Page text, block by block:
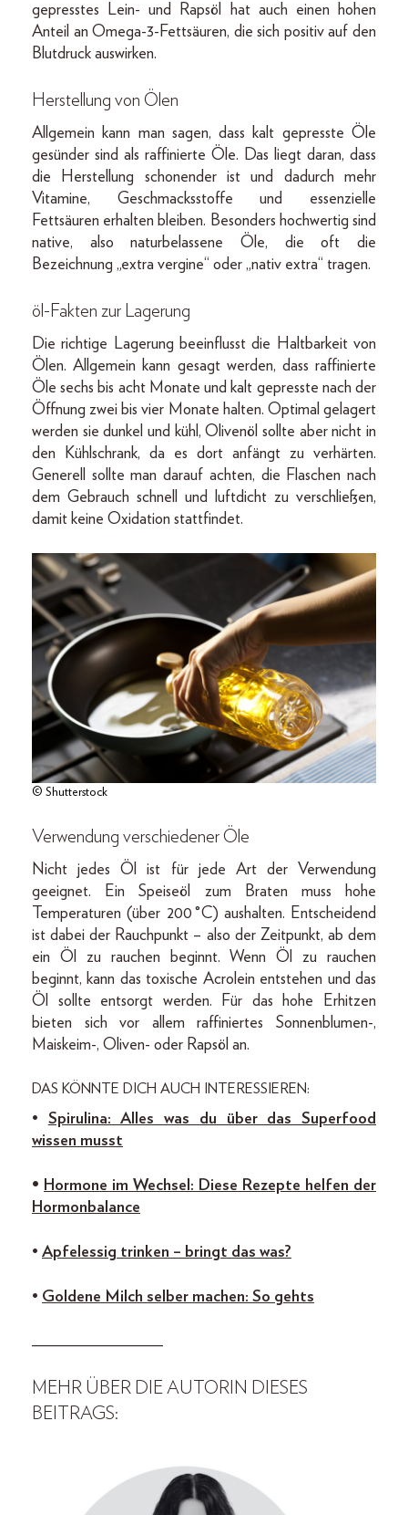
gepresstes Lein- und Rapsöl hat auch einen hohen
Anteil an Omega-3-Fettsäuren, die sich positiv auf den
Blutdruck auswirken.
Herstellung von Ölen
Allgemein kann man sagen, dass kalt gepresste Öle
gesünder sind als raffinierte Öle. Das liegt daran, dass
die Herstellung schonender ist und dadurch mehr
Vitamine, Geschmacksstoffe und essenzielle
Fettsäuren erhalten bleiben. Besonders hochwertig sind
native, also naturbelassene Öle, die oft die
Bezeichnung „­extra vergine“ oder „nativ extra“ tragen.
öl-Fakten zur Lagerung
Die richtige Lagerung beeinflusst die Haltbarkeit von
Ölen. Allgemein kann gesagt werden, dass raffinierte
Öle sechs bis acht Monate und kalt gepresste nach der
Öffnung zwei bis vier Monate halten. Optimal gelagert
werden sie dunkel und kühl, Olivenöl sollte aber nicht in
den Kühlschrank, da es dort anfängt zu verhärten.
Generell sollte man darauf achten, die Flaschen nach
dem Gebrauch schnell und luftdicht zu verschließen,
damit keine Oxidation stattfindet.
© Shutterstock
Verwendung verschiedener Öle
Nicht jedes Öl ist für jede Art der Verwendung
geeignet. Ein Speiseöl zum Braten muss hohe
Temperaturen (über 200 °C) aushalten. Entscheidend
ist dabei der Rauchpunkt – also der Zeitpunkt, ab dem
ein Öl zu rauchen beginnt. Wenn Öl zu rauchen
beginnt, kann das toxische Acrolein entstehen und das
Öl sollte entsorgt werden. Für das hohe Erhitzen
bieten sich vor allem raffiniertes Sonnenblumen-,
Maiskeim-, Oliven- oder Rapsöl an.
DAS KÖNNTE DICH AUCH INTERESSIEREN:
• Spirulina: Alles was du über das Superfood
wissen musst
• Hormone im Wechsel: Diese Rezepte helfen der
Hormonbalance
• Apfelessig trinken – bringt das was?
• Goldene Milch selber machen: So gehts
________________
MEHR ÜBER DIE AUTORIN DIESES
BEITRAGS: